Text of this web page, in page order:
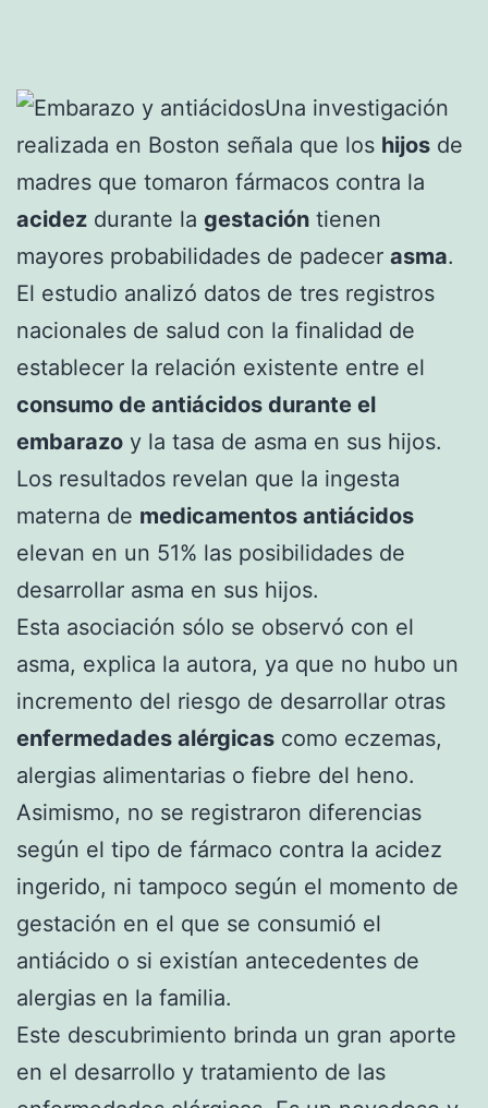
Una investigación
realizada en Boston señala que los hijos de
madres que tomaron fármacos contra la
acidez durante la gestación tienen
mayores probabilidades de padecer asma.
El estudio analizó datos de tres registros
nacionales de salud con la finalidad de
establecer la relación existente entre el
consumo de antiácidos durante el
embarazo y la tasa de asma en sus hijos.
Los resultados revelan que la ingesta
materna de medicamentos antiácidos
elevan en un 51% las posibilidades de
desarrollar asma en sus hijos.
Esta asociación sólo se observó con el
asma, explica la autora, ya que no hubo un
incremento del riesgo de desarrollar otras
enfermedades alérgicas como eczemas,
alergias alimentarias o fiebre del heno.
Asimismo, no se registraron diferencias
según el tipo de fármaco contra la acidez
ingerido, ni tampoco según el momento de
gestación en el que se consumió el
antiácido o si existían antecedentes de
alergias en la familia.
Este descubrimiento brinda un gran aporte
en el desarrollo y tratamiento de las